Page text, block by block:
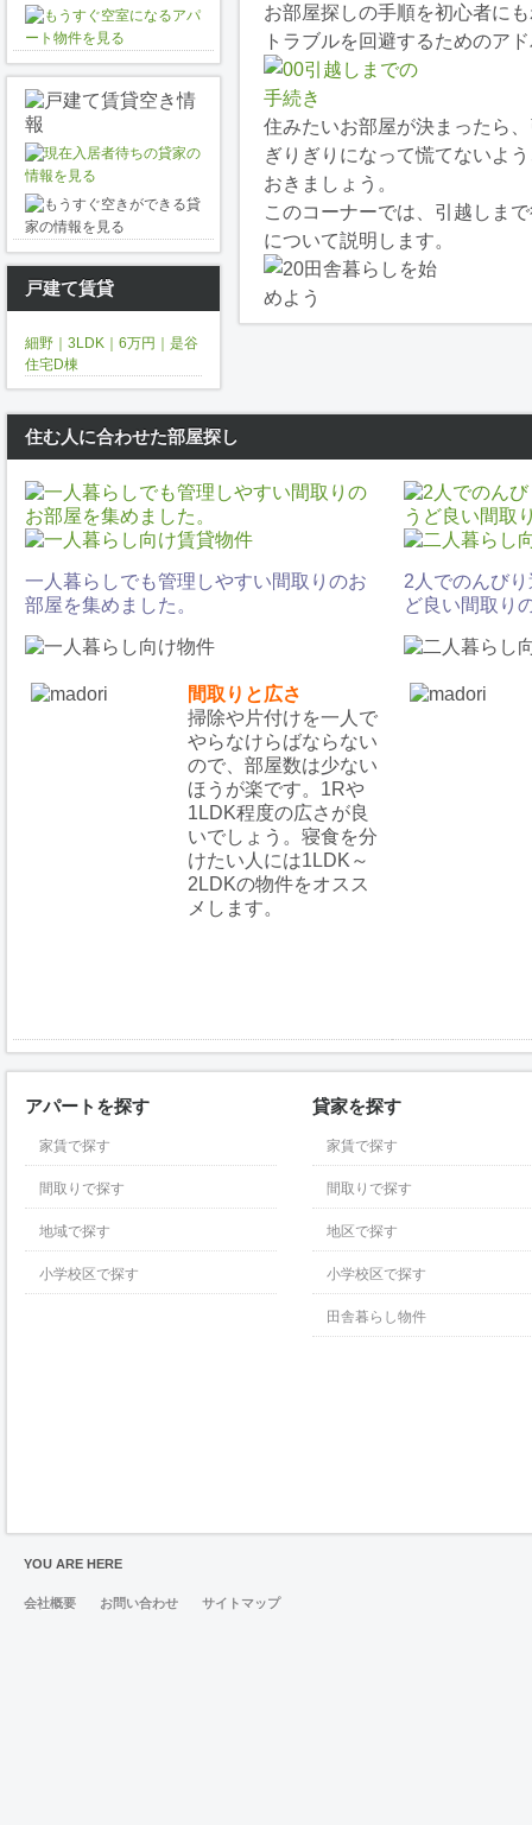
お部屋探しの手順を初心者に
トラブルを回避するためのア
住みたいお部屋が決まったら
ぎりぎりになって慌てないよ
おきましょう。
このコーナーでは、引越しま
について説明します。
戸建て賃貸
細野｜3LDK｜6万円｜是谷
住宅D棟
住む人に合わせた部屋探し
一人暮らしでも管理しやすい間取りのお
部屋を集めました。
間取りと広さ
掃除や片付けを一人で
やらなけらばならない
ので、部屋数は少ない
ほうが楽です。1Rや
1LDK程度の広さが良
いでしょう。寝食を分
けたい人には1LDK～
2LDKの物件をオスス
メします。
2人でのんび
ど良い間取り
アパートを探す
家賃で探す
間取りで探す
地域で探す
小学校区で探す
貸家を探す
家賃で探す
間取りで探す
地区で探す
小学校区で探す
田舎暮らし物件
YOU ARE HERE
会社概要 お問い合わせ サイトマップ